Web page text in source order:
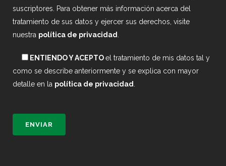
suscriptores. Para obtener más información acerca del
tratamiento de sus datos y ejercer sus derechos, visite
nuestra política de privacidad
ENTIENDO Y ACEPTOel tratamiento de mis datos tal y
como se describe anteriormente y se explica con mayor
detalle en la política de privacidad